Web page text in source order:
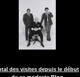
des visites depuis le début